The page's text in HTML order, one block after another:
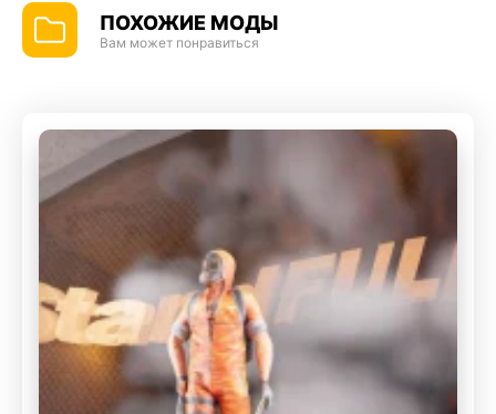
ПОХОЖИЕ МОДЫ
Вам может понравиться